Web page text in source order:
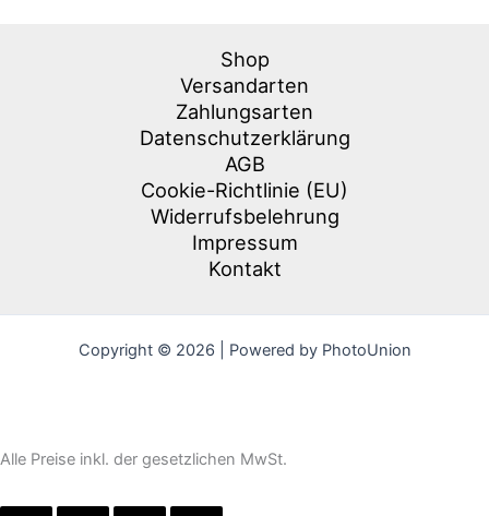
Shop
Versandarten
Zahlungsarten
Datenschutzerklärung
AGB
Cookie-Richtlinie (EU)
Widerrufsbelehrung
Impressum
Kontakt
Copyright © 2026 | Powered by PhotoUnion
Alle Preise inkl. der gesetzlichen MwSt.